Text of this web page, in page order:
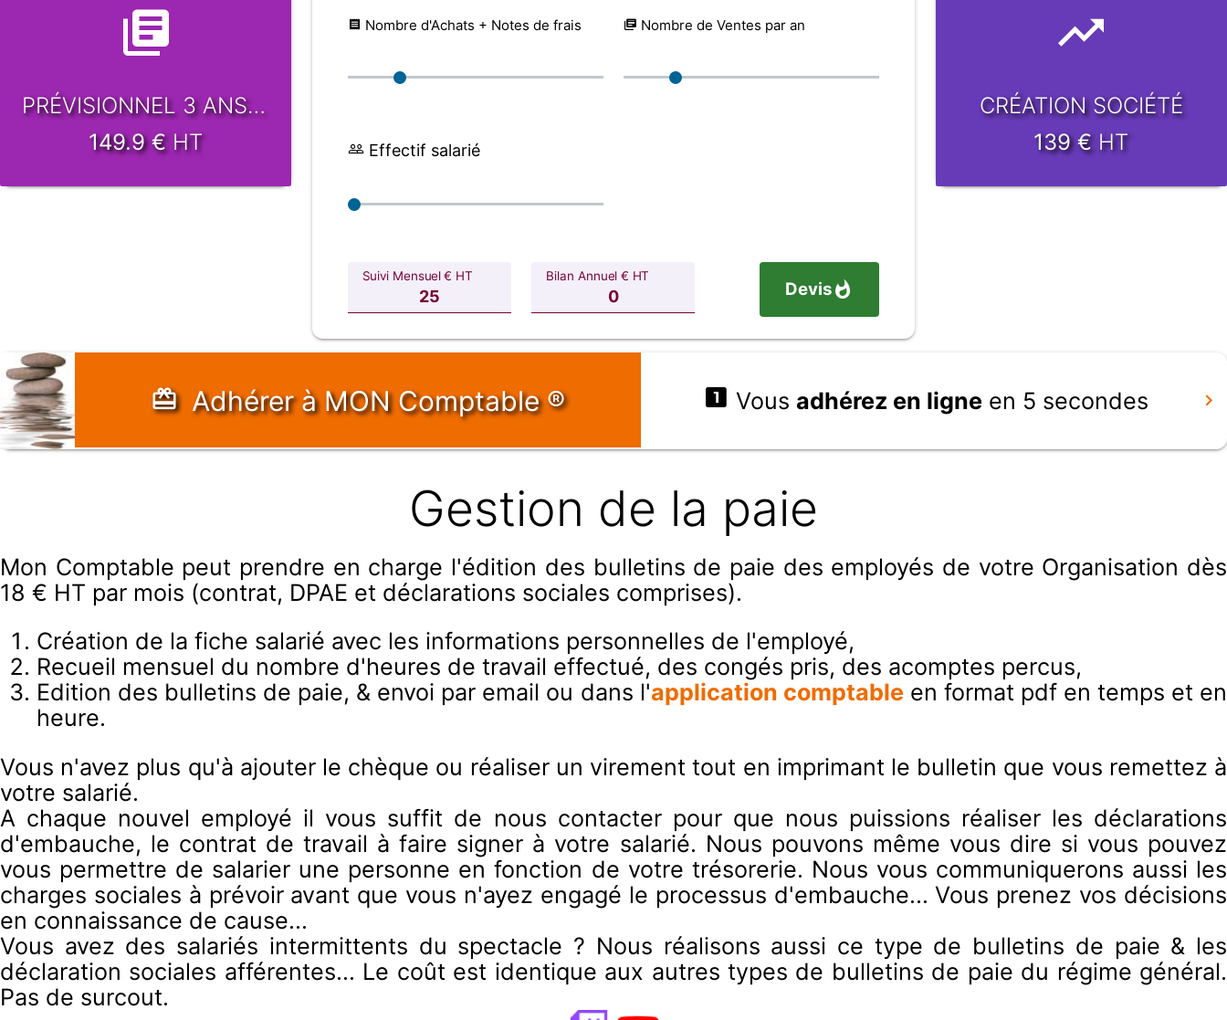
PRÉVISIONNEL 3 ANS -48h
149.9 €HT
Nombre d'Achats + Notes de frais Nombre de Ventes par an
Effectif salarié
Suivi Mensuel € HT Bilan Annuel € HT
Devis
CRÉATION SOCIÉTÉ
139 €HT
Adhérerà MON Comptable ® Vous adhérez en ligne en 5 secondes
Gestion de la paie
Mon Comptable peut prendre en charge l'édition des bulletins de paie des employés de votre Organisation dès
18 € HT par mois (contrat, DPAE et déclarations sociales comprises).
Création de la fiche salarié avec les informations personnelles de l'employé,
Recueil mensuel du nombre d'heures de travail effectué, des congés pris, des acomptes percus,
Edition des bulletins de paie, & envoi par email ou dans l'application comptable en format pdf en temps et en
heure.
Vous n'avez plus qu'à ajouter le chèque ou réaliser un virement tout en imprimant le bulletin que vous remettez à
votre salarié.
A chaque nouvel employé il vous suffit de nous contacter pour que nous puissions réaliser les déclarations
d'embauche, le contrat de travail à faire signer à votre salarié. Nous pouvons même vous dire si vous pouvez
vous permettre de salarier une personne en fonction de votre trésorerie. Nous vous communiquerons aussi les
charges sociales à prévoir avant que vous n'ayez engagé le processus d'embauche... Vous prenez vos décisions
en connaissance de cause...
Vous avez des salariés intermittents du spectacle ? Nous réalisons aussi ce type de bulletins de paie & les
déclaration sociales afférentes... Le coût est identique aux autres types de bulletins de paie du régime général.
Pas de surcout.